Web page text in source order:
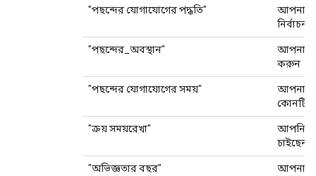
"পছন্দের যোগাযোগের পদ্ধতি"
আপনার
"পছন্দের_অবস্থান"
আপনার
করুন
"পছন্দের যোগাযোগের সময়"
আপনার
কোনটি?
"ক্রয় সময়রেখা"
আপনি
চাইছেন?
"অভিজ্ঞতার বছর"
আপনার